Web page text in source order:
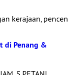
kerajaan, pencen
di Penang &